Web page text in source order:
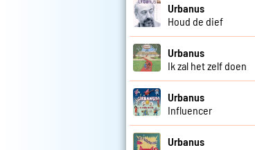
Urbanus
Houd de dief
Urbanus
Ik zal het zelf doen
Urbanus
Influencer
Urbanus